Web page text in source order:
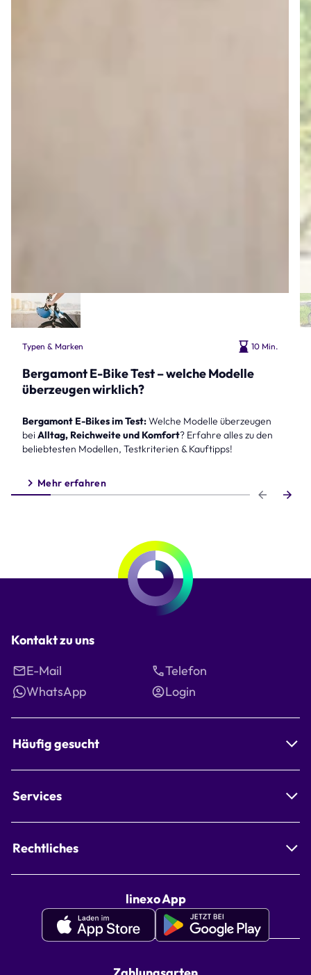
Typen & Marken 10 Min.
Bergamont E-Bike Test – welche Modelle
überzeugen wirklich?
Bergamont E-Bikes im Test:Welche Modelle überzeugen
bei Alltag, Reichweite und Komfort? Erfahre alles zu den
beliebtesten Modellen, Testkriterien & Kauftipps!
Mehr erfahren
Kontakt zu uns
E-Mail
Telefon
WhatsApp
Login
Häufig gesucht
Services
Rechtliches
linexo App
Apple
Google
linexo